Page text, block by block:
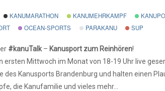
KANUMARATHON KANUMEHRKAMPF
OCEAN-SPORTS PARAKANU SUP
#kanuTalk – Kanusport zum Reinhören!
Mittwoch im Monat von 18-19 Uhr live
des Kanusports Brandenburg und halten einen
die Kanufamilie und vieles mehr…